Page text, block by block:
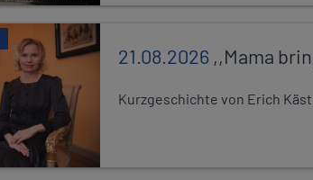
21.08.2026 ,,Mama
Kurzgeschichte von Erich